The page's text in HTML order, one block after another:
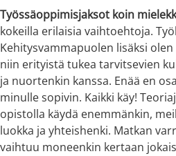
Työssäoppimisjaksot koin
kokeilla erilaisia vaihtoehtoja.
Kehitysvammapuolen lisäksi
niin erityistä tukea tarvitsevien
ja nuortenkin kanssa. Enää en
minulle sopivin. Kaikki käy!
opistolla käydä enemmänkin,
luokka ja yhteishenki. Matkan
vaihtuu moneenkin kertaan